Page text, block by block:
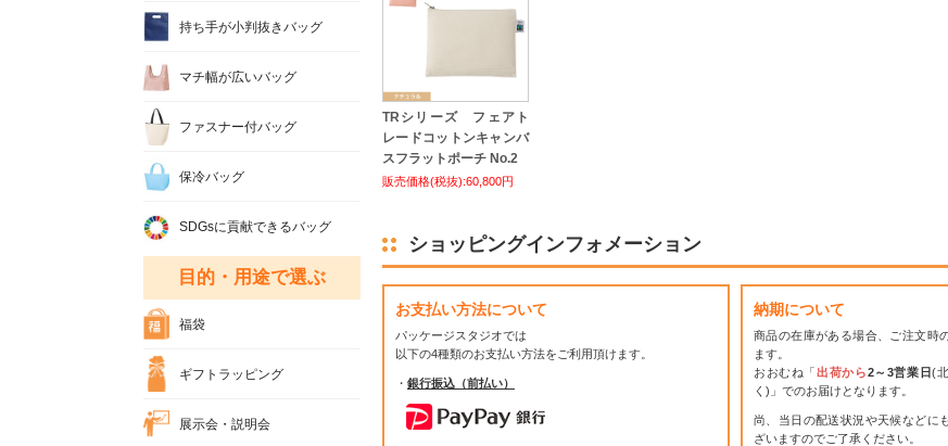
TRシリーズ フェアト
レードコットンキャンバ
スフラットポーチ No.2
販売価格(税抜):60,800円
ショッピングインフォメーション
お支払い方法について
パッケージスタジオでは
以下の4種類のお支払い方法をご利用頂けます。
・ 銀行振込（前払い）
納期について
商品の在庫がある場合、ご注文時
ます。
おおむね「出荷から2～3営業日(
く)」でのお届けとなります。
尚、当日の配送状況や天候などに
ざいますのでご了承ください。
持ち手が小判抜きバッグ
マチ幅が広いバッグ
ファスナー付バッグ
保冷バッグ
SDGsに貢献できるバッグ
目的・用途で選ぶ
福袋
ギフトラッピング
展示会・説明会